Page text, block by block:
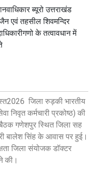
ब्यूरो उत्तराखंड
एवं तहसील शिवमन्दिर
के तत्वावधान में
जिला रुड़की भारतीय
निवृत कर्मचारी प्रकोष्ठ) की
बैठक गणेशपुर स्थित जिला सह
बालेश सिंह के आवास पर हुई।
जिला संयोजक डॉक्टर
की।